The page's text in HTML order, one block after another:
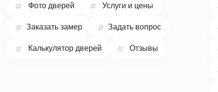
Фото дверей Услуги и цены
Заказать замер Задать вопрос
Калькулятор дверей Отзывы